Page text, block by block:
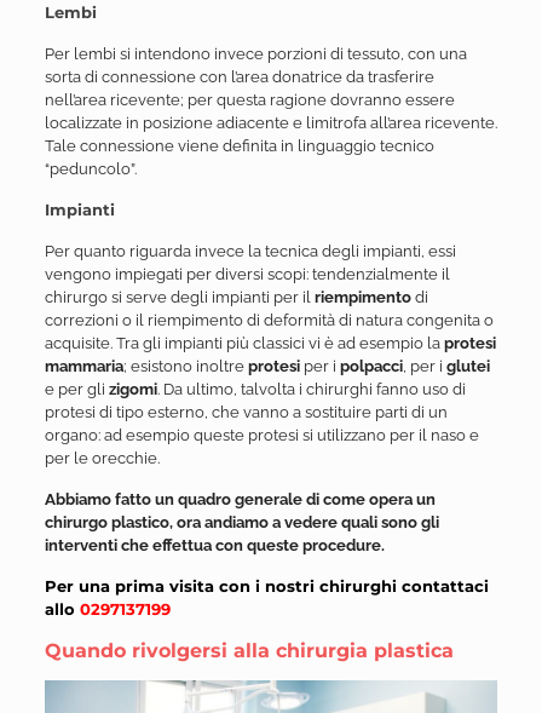
Lembi
Per lembi si intendono invece porzioni di tessuto, con una
sorta di connessione con l’area donatrice da trasferire
nell’area ricevente; per questa ragione dovranno essere
localizzate in posizione adiacente e limitrofa all’area ricevente.
Tale connessione viene definita in linguaggio tecnico
“peduncolo”.
Impianti
Per quanto riguarda invece la tecnica degli impianti, essi
vengono impiegati per diversi scopi: tendenzialmente il
chirurgo si serve degli impianti per il riempimentodi
correzioni o il riempimento di deformità di natura congenita o
acquisite. Tra gli impianti più classici vi è ad esempio la protesi
mammaria; esistono inoltre protesiper i polpacci, per i glutei
e per gli zigomi. Da ultimo, talvolta i chirurghi fanno uso di
protesi di tipo esterno, che vanno a sostituire parti di un
organo: ad esempio queste protesi si utilizzano per il naso e
per le orecchie.
Abbiamo fatto un quadro generale di come opera un
chirurgo plastico, ora andiamo a vedere quali sono gli
interventi che effettua con queste procedure.
Per una prima visita con i nostri chirurghi contattaci
allo 0297137199
Quando rivolgersi alla chirurgia plastica